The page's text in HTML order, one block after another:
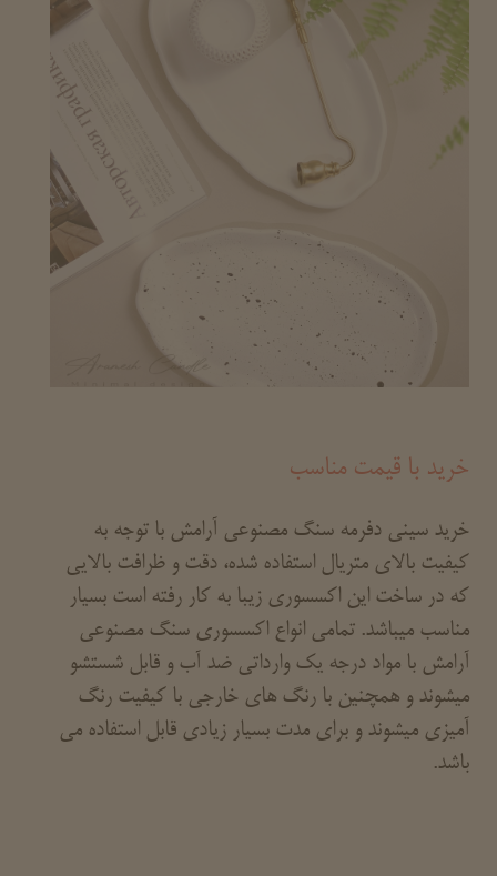
خرید با قیمت مناسب
خرید سینی دفرمه سنگ مصنوعی آرامش با توجه به
کیفیت بالای متریال استفاده شده، دقت و ظرافت بالایی
که در ساخت این اکسسوری زیبا به کار رفته است بسیار
مناسب میباشد. تمامی انواع اکسسوری سنگ مصنوعی
آرامش با مواد درجه یک وارداتی ضد آب و قابل شستشو
میشوند و همچنین با رنگ های خارجی با کیفیت رنگ
آمیزی میشوند و برای مدت بسیار زیادی قابل استفاده می
باشد.